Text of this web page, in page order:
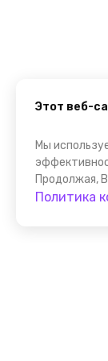
Этот веб-
Мы
Продолжая,
Политика